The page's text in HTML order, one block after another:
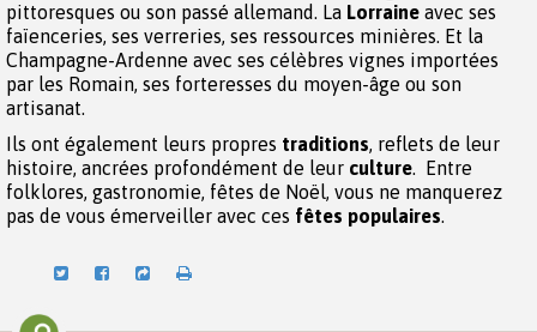
pittoresques ou son passé allemand. LaLorraineavec ses
faïenceries, ses verreries, ses ressources minières. Et la
Champagne-Ardenne avec ses célèbres vignes importées
par les Romain, ses forteresses du moyen-âge ou son
artisanat.
Ils ont également leurs propres traditions, reflets de leur
histoire, ancrées profondément de leur culture. Entre
folklores, gastronomie, fêtes de Noël, vous ne manquerez
pas de vous émerveiller avec ces fêtes populaires.